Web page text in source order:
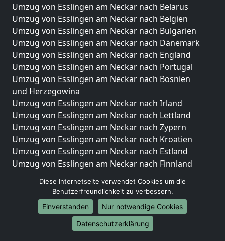
Umzug von Esslingen am Neckar nach Belarus
Umzug von Esslingen am Neckar nach Belgien
Umzug von Esslingen am Neckar nach Bulgarien
Umzug von Esslingen am Neckar nach Dänemark
Umzug von Esslingen am Neckar nach England
Umzug von Esslingen am Neckar nach Portugal
Umzug von Esslingen am Neckar nach Bosnien
und Herzegowina
Umzug von Esslingen am Neckar nach Irland
Umzug von Esslingen am Neckar nach Lettland
Umzug von Esslingen am Neckar nach Zypern
Umzug von Esslingen am Neckar nach Kroatien
Umzug von Esslingen am Neckar nach Estland
Umzug von Esslingen am Neckar nach Finnland
Umzug von Esslingen am Neckar nach Griechenland
Umzug von Esslingen am Neckar nach Italien
Umzug von Esslingen am Neckar nach Liechtenstein
Umzug von Esslingen am Neckar nach Luxemburg
Diese Internetseite verwendet Cookies um die
Benutzerfreundlichkeit zu verbessern.
Einverstanden
Nur notwendige Cookies
Datenschutzerklärung